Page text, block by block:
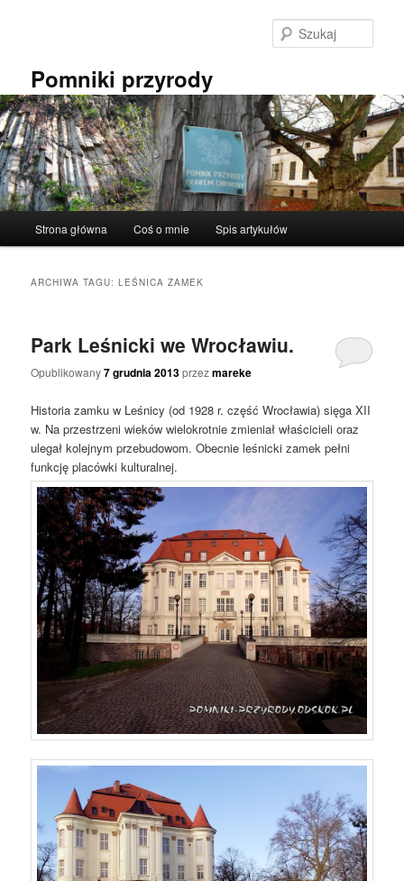
Pomniki przyrody
Strona główna Coś o mnie Spis artykułów
ARCHIWA TAGU:LEŚNICA ZAMEK
Park Leśnicki we Wrocławiu.
Opublikowany7 grudnia 2013przezmareke
Historia zamku w Leśnicy (od 1928 r. część Wrocławia) sięga XII
w. Na przestrzeni wieków wielokrotnie zmieniał właścicieli oraz
ulegał kolejnym przebudowom. Obecnie leśnicki zamek pełni
funkcję placówki kulturalnej.